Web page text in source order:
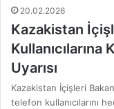
20.02.2026
Kazakistan
Kullanıcılarına
Uyarısı
Kazakistan İçişleri
telefon kullanıcılarını